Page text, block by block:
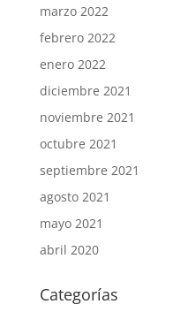
marzo 2022
febrero 2022
enero 2022
diciembre 2021
noviembre 2021
octubre 2021
septiembre 2021
agosto 2021
mayo 2021
abril 2020
Categorías